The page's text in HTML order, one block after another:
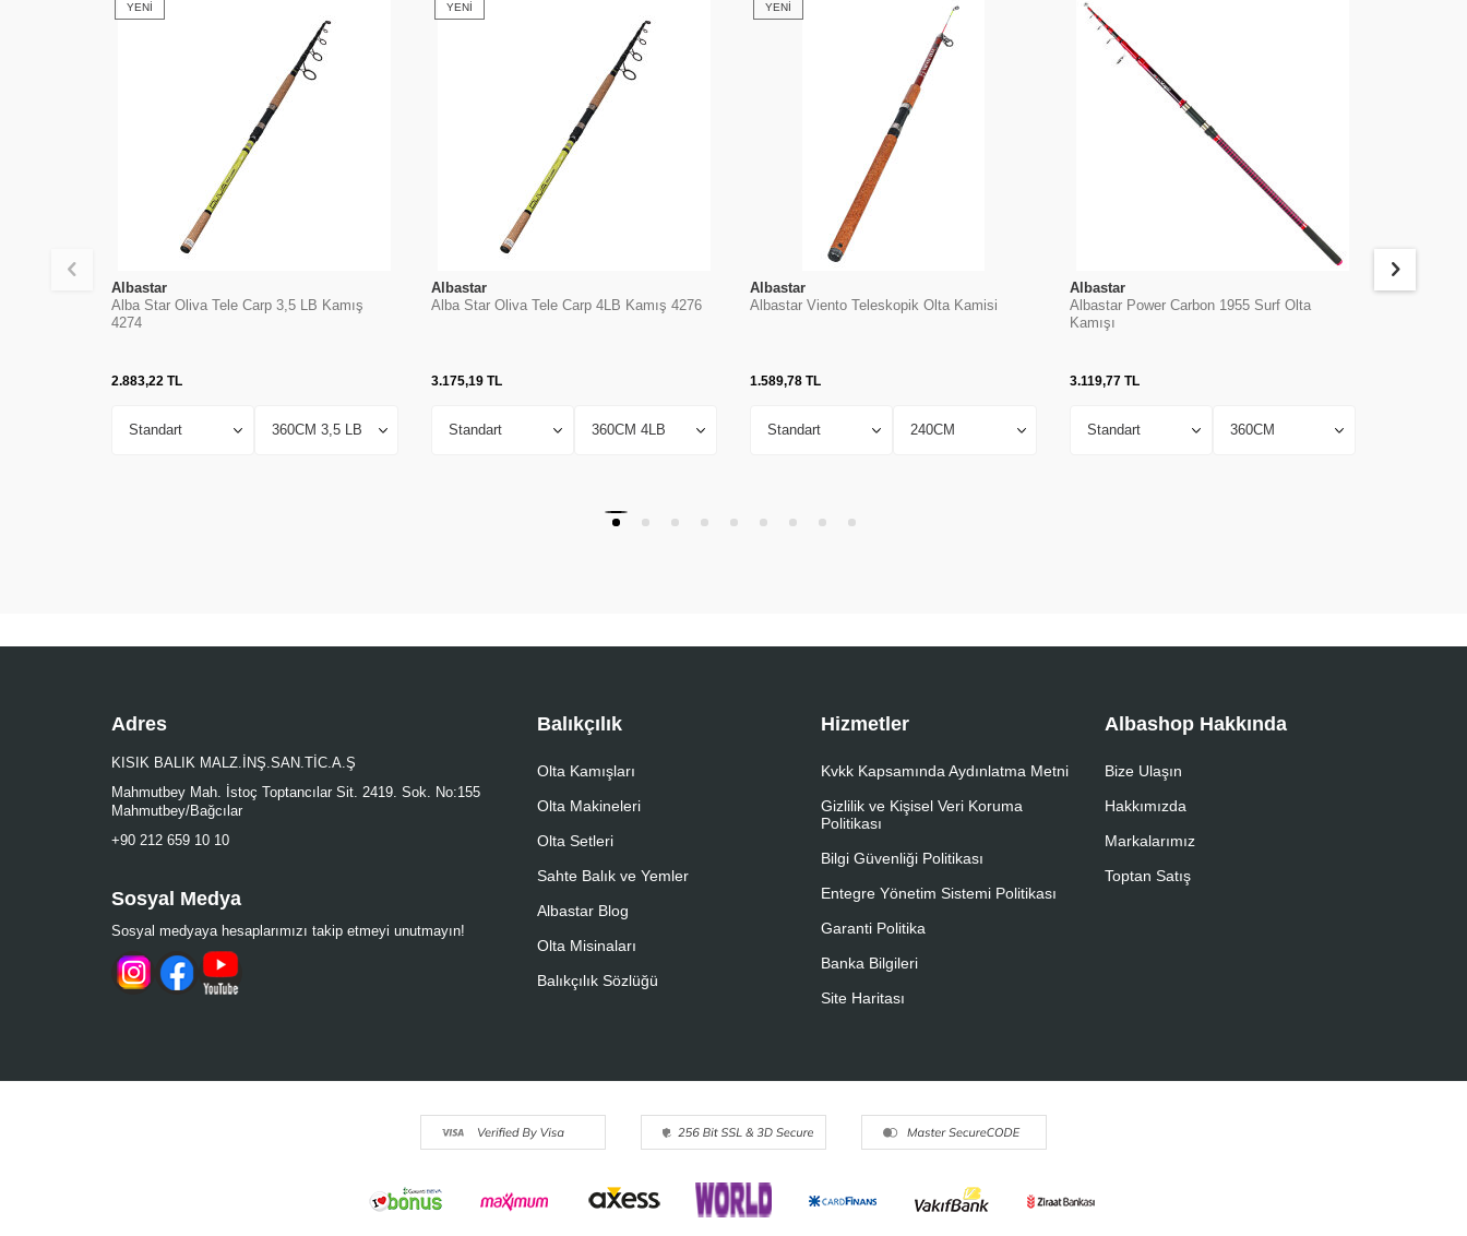
YENI
Albastar
Alba Star Oliva Tele Carp 3,5 LB Kamış
4274
2.883,22 TL
YENI
Albastar
Alba Star Oliva Tele Carp 4LB Kamış 4276
3.175,19TL
YENI
Albastar
Albastar Viento Teleskopik Olta Kamisi
1.589,78 TL
Albastar
Albastar Power Carbon 1955 Surf Olta
Kamışı
3.119,77TL
Albastar
Adres
KISIK BALIK MALZ.İNŞ.SAN.TİC.A.Ş
Mahmutbey Mah. İstoç Toptancılar Sit. 2419. Sok. No:155
Mahmutbey/Bağcılar
+90 212 659 10 10
Sosyal Medya
Sosyal medyaya hesaplarımızı takip etmeyi unutmayın!
Balıkçılık
Olta Kamışları
Olta Makineleri
Olta Setleri
Sahte Balık ve Yemler
Albastar Blog
Olta Misinaları
Balıkçılık Sözlüğü
Hizmetler
Kvkk Kapsamında Aydınlatma Metni
Gizlilik ve Kişisel Veri Koruma
Politikası
Bilgi Güvenliği Politikası
Entegre Yönetim Sistemi Politikası
Garanti Politika
Banka Bilgileri
Site Haritası
Albashop Hakkında
Bize Ulaşın
Hakkımızda
Markalarımız
Toptan Satış